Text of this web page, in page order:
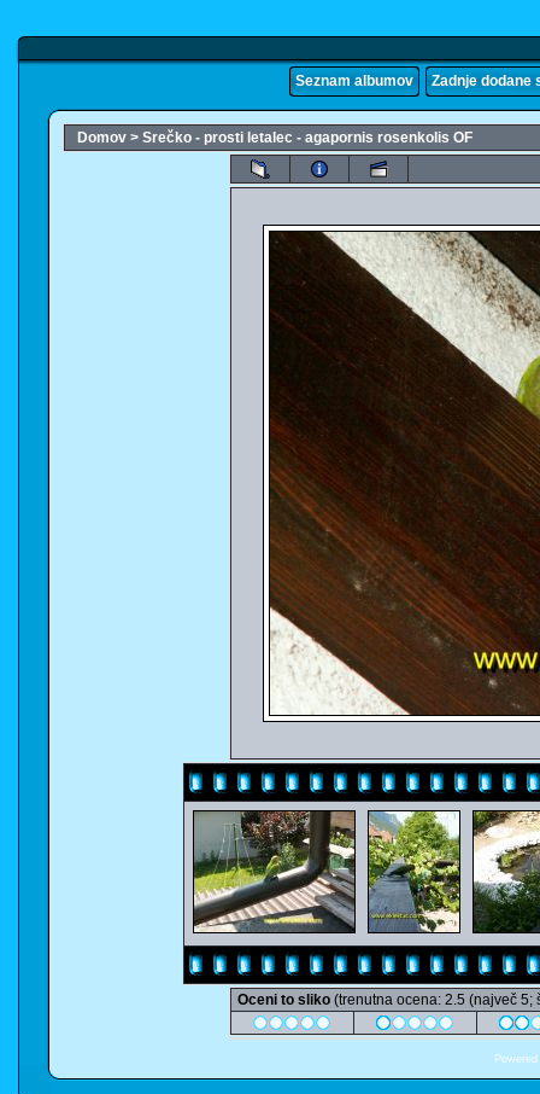
Seznam albumov Zadnje dodane
Domov > Srečko - prosti letalec - agapornis rosenkolis OF
Oceni to sliko (trenutna ocena: 2.5 (največ 5;